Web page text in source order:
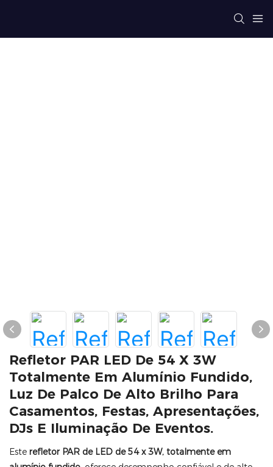
Refletor PAR LED De 54 X 3W
Totalmente Em Alumínio Fundido,
Luz De Palco De Alto Brilho Para
Casamentos, Festas, Apresentações,
DJs E Iluminação De Eventos.
Este refletor PAR de LED de 54 x 3W, totalmente em